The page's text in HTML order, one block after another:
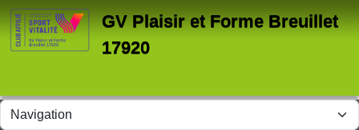
GV Plaisir et Forme Breuillet
17920
Panneau de gestion des cookies